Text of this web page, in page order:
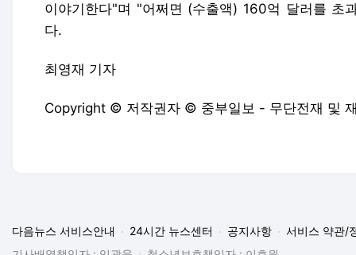
이야기한다"며 "어쩌면 (수출액) 160억 달러를 초
다.
최영재 기자
Copyright © 저작권자 © 중부일보 - 무단전재 및
다음뉴스 서비스안내 24시간 뉴스센터 공지사항
서비스 약관/